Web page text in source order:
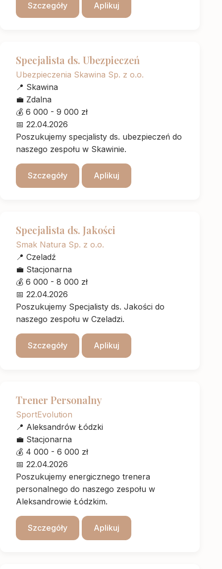
Szczegóły Aplikuj
Specjalista ds. Ubezpieczeń
Ubezpieczenia Skawina Sp. z o.o.
📍 Skawina
💼 Zdalna
💰 6 000 - 9 000 zł
📅 22.04.2026
Poszukujemy specjalisty ds. ubezpieczeń do
naszego zespołu w Skawinie.
Szczegóły Aplikuj
Specjalista ds. Jakości
Smak Natura Sp. z o.o.
📍 Czeladź
💼 Stacjonarna
💰 6 000 - 8 000 zł
📅 22.04.2026
Poszukujemy Specjalisty ds. Jakości do
naszego zespołu w Czeladzi.
Szczegóły Aplikuj
Trener Personalny
SportEvolution
📍 Aleksandrów Łódzki
💼 Stacjonarna
💰 4 000 - 6 000 zł
📅 22.04.2026
Poszukujemy energicznego trenera
personalnego do naszego zespołu w
Aleksandrowie Łódzkim.
Szczegóły Aplikuj